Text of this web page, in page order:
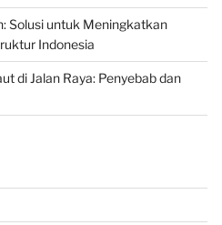
Solusi untuk Meningkatkan
Indonesia
di Jalan Raya: Penyebab dan